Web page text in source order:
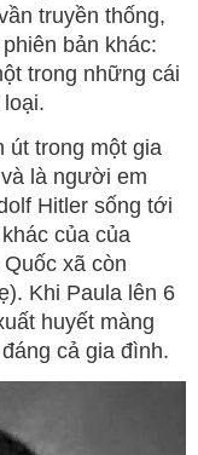
truyền thống,
bản khác:
trong những cái
út trong một gia
là người em
Hitler sống tới
của của
xã còn
Khi Paula lên 6
huyết màng
cả gia đình.